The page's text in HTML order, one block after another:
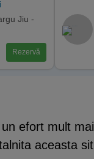
Jiu -
Rezervă
efort mult
aceasta